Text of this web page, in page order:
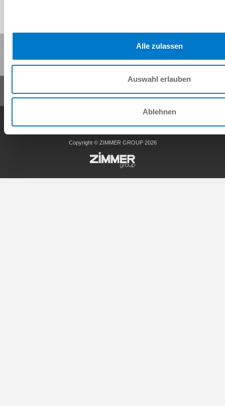
Alle zulassen
Auswahl erlauben
Ablehnen
Compartir esta página:
Política de privacidad
Nota legal
Contacto
Copyright © ZIMMER GROUP 2026